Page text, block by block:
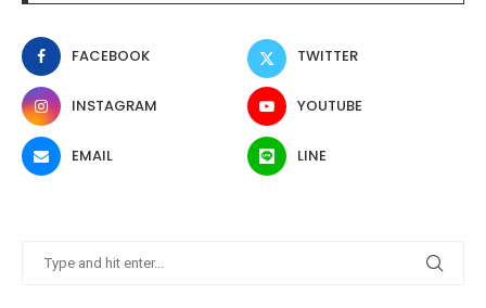
FACEBOOK TWITTER
INSTAGRAM YOUTUBE
EMAIL LINE